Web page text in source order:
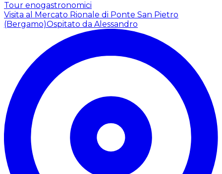
Tour enogastronomici
Visita al Mercato Rionale di Ponte San Pietro
(Bergamo)Ospitato da Alessandro